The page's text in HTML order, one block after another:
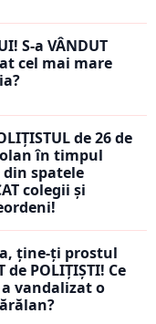
S-a VÂNDUT
cel mai mare
de 26 de
în timpul
din spatele
colegii și
ţine-ţi prostul
de POLIȚIȘTI! Ce
vandalizat o